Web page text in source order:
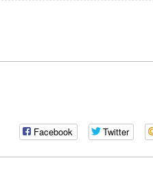
Facebook Twitter